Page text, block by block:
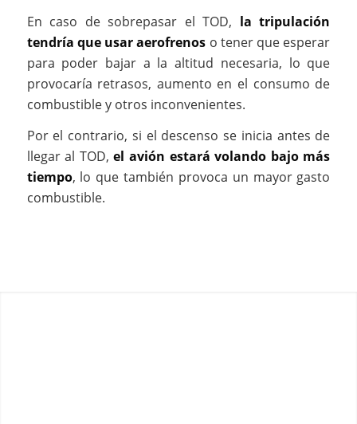
En caso de sobrepasar el TOD, la tripulación
tendría que usar aerofrenos o tener que esperar
para poder bajar a la altitud necesaria, lo que
provocaría retrasos, aumento en el consumo de
combustible y otros inconvenientes.
Por el contrario, si el descenso se inicia antes de
llegar al TOD,el avión estará volando bajo más
tiempo, lo que también provoca un mayor gasto
combustible.